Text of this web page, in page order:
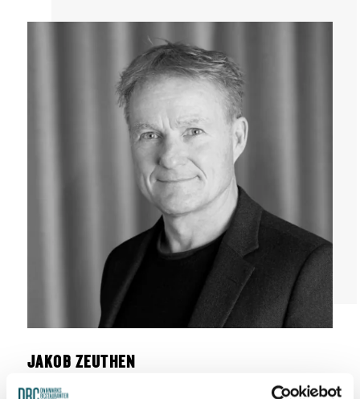
JAKOB ZEUTHEN
KLIMA- OG FØDEVAREPOLITISK CHEF